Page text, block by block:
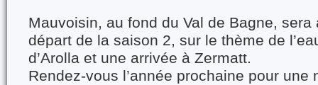
Mauvoisin, au fond du Val de Bagne,
départ de la saison 2, sur le thème de
d’Arolla et une arrivée à Zermatt.
Rendez-vous l’année prochaine pour une